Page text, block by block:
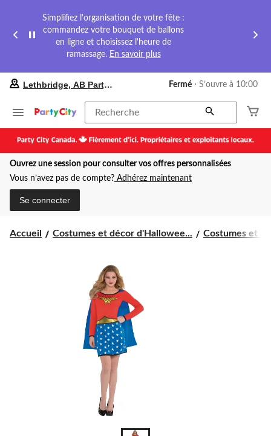
Simplifiez l'organisation de votre fête :
commandez votre bouquet de ballons
en ligne et choisissez l'heure de
ramassage. En savoir plus
préféré
Lethbridge,
Party
City,
courament
Fermé,
pour
Lethbridge, AB Party City Fermé ⋅ S’ouvre à 10:00
Recherche
Ouvrez une session pour consulter vos offres personnalisées
Vous n’avez pas de compte? Adhérez maintenant
Se connecter
Accueil Costumes et décor d'Hallowee... Costumes et